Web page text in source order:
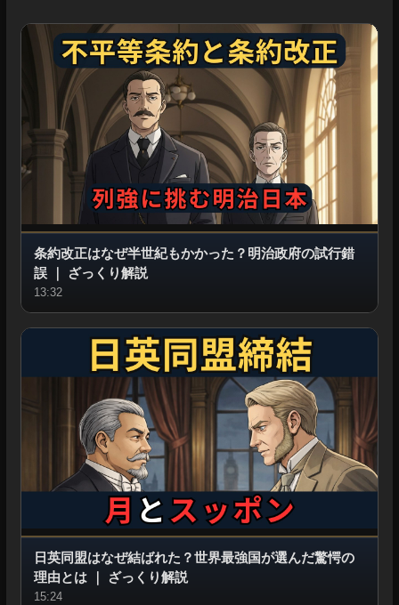
条約改正はなぜ半世紀もかかった？明治政府の試行錯
誤｜ ざっくり解説
13:32
日英同盟はなぜ結ばれた？世界最強国が選んだ驚愕の
理由とは｜ ざっくり解説
15:24